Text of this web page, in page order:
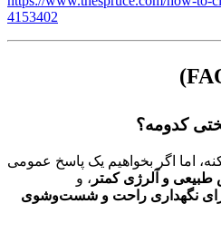
4153402
اما اگر بخواهیم یک پاسخ عمومی
طبیعی و آلرژی کمتر ، و
برای نگهداری راحت و شست‌وشوی